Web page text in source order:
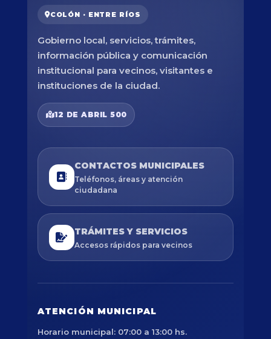
COLÓN · ENTRE RÍOS
Gobierno local, servicios, trámites,
información pública y comunicación
institucional para vecinos, visitantes e
instituciones de la ciudad.
12 DE ABRIL 500
CONTACTOS MUNICIPALES
Teléfonos, áreas y atención
ciudadana
TRÁMITES Y SERVICIOS
Accesos rápidos para vecinos
ATENCIÓN MUNICIPAL
Horario municipal: 07:00 a 13:00 hs.